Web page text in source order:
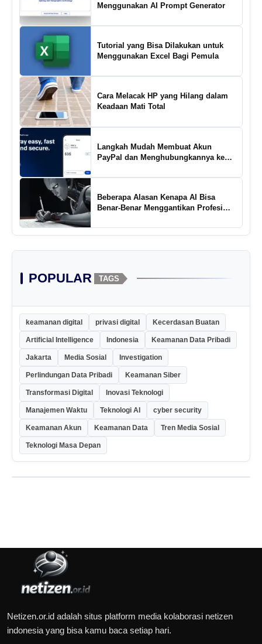
Menggunakan AI Prompt Generator
Tutorial yang Bisa Dilakukan untuk
Menggunakan Excel Bagi Pemula
Cara Melacak HP yang Hilang dalam
Keadaan Mati Total
Langkah Mudah Membuat Akun
PayPal dan Menghubungkannya ke
Beberapa Alasan Kenapa AI Bisa
Benar-Benar Menggantikan Profesi
POPULAR TAGS
keamanan digital privasi digital Kecerdasan Buatan
Artificial Intelligence Indonesia Keamanan Data Pribadi
Jakarta Media Sosial Investigation
Perlindungan Data Pribadi Keamanan Siber
Transformasi Digital Inovasi Teknologi
Manajemen Waktu Teknologi AI cyber security
Keamanan Akun Keamanan Data Tren Media Sosial
Teknologi Masa Depan
Netizen.or.id adalah situs platform media kolaborasi netizen
indonesia yang bisa kamu baca setiap hari.